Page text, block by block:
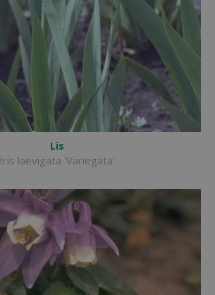
Lis
Iris laevigata 'Variegata'